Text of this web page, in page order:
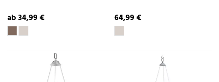
ab 34,99 € 64,99 €